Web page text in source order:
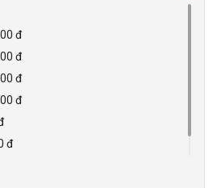
đ
đ
đ
đ
đ